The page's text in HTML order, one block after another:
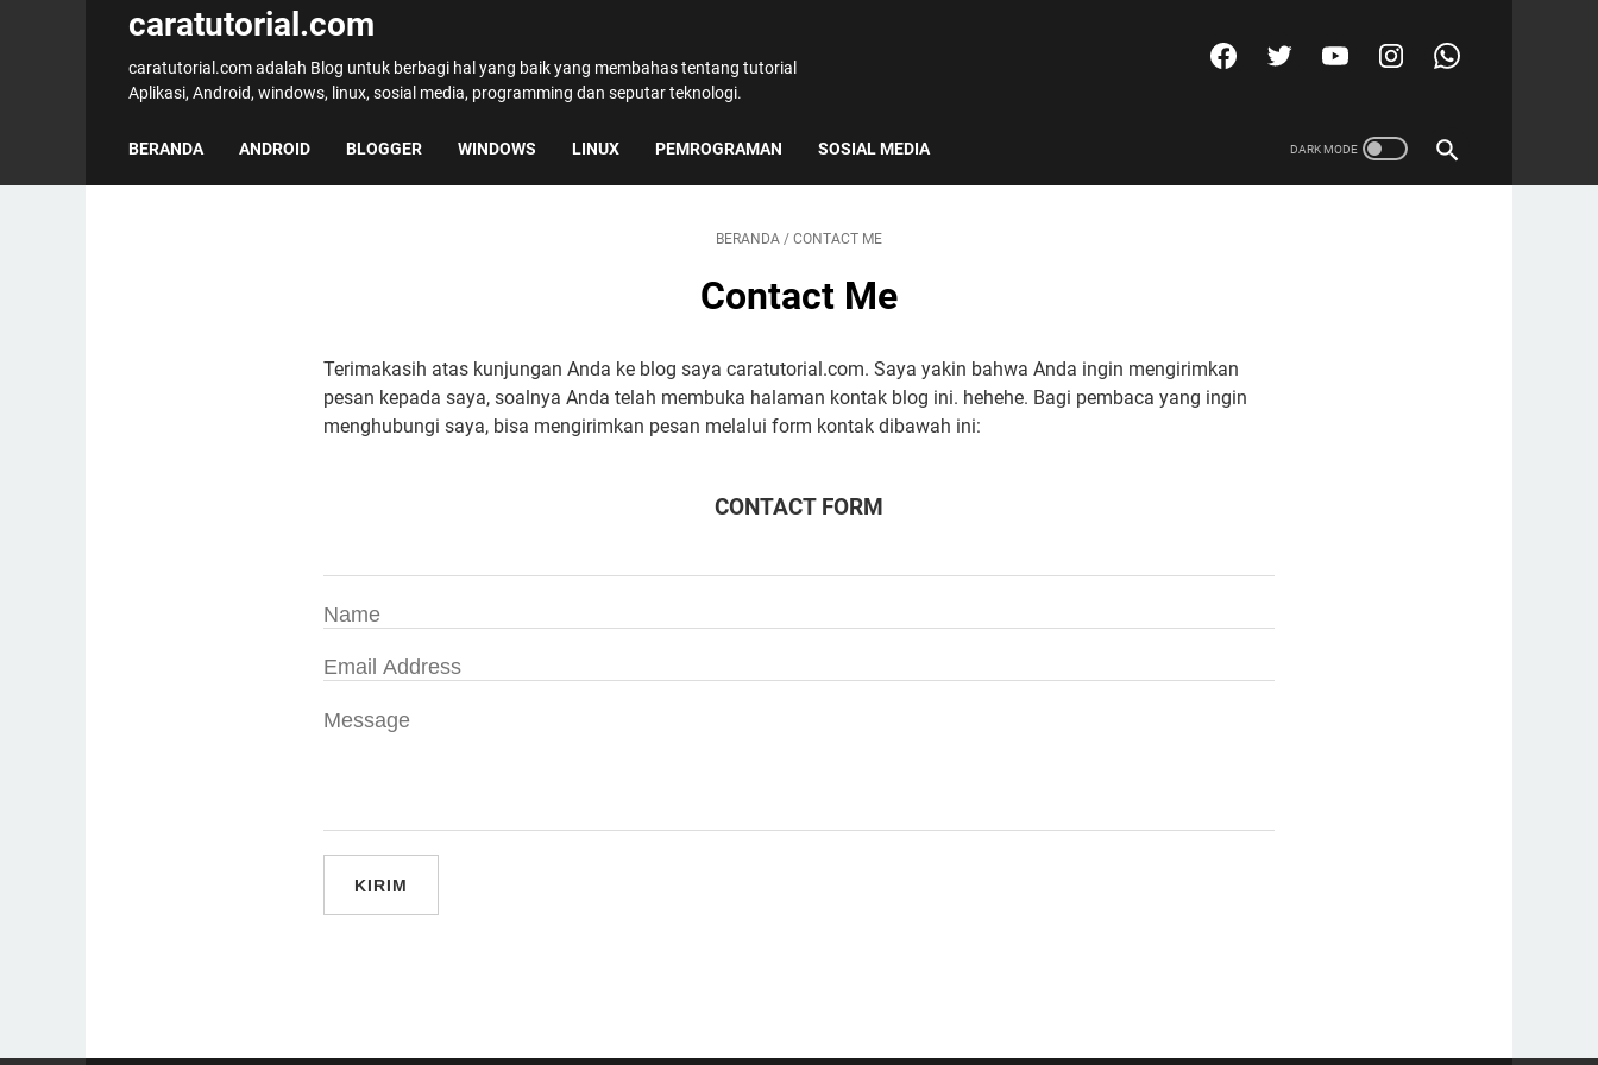
caratutorial.com
caratutorial.com adalah Blog untuk berbagi hal yang baik yang membahas tentang tutorial
Aplikasi, Android, windows, linux, sosial media, programming dan seputar teknologi.
BERANDA ANDROID BLOGGER WINDOWS LINUX PEMROGRAMAN SOSIAL MEDIA
BERANDA / CONTACT ME
Contact Me
Terimakasih atas kunjungan Anda ke blog saya caratutorial.com. Saya yakin bahwa Anda ingin mengirimkan
pesan kepada saya, soalnya Anda telah membuka halaman kontak blog ini. hehehe. Bagi pembaca yang ingin
menghubungi saya, bisa mengirimkan pesan melalui form kontak dibawah ini:
CONTACT FORM